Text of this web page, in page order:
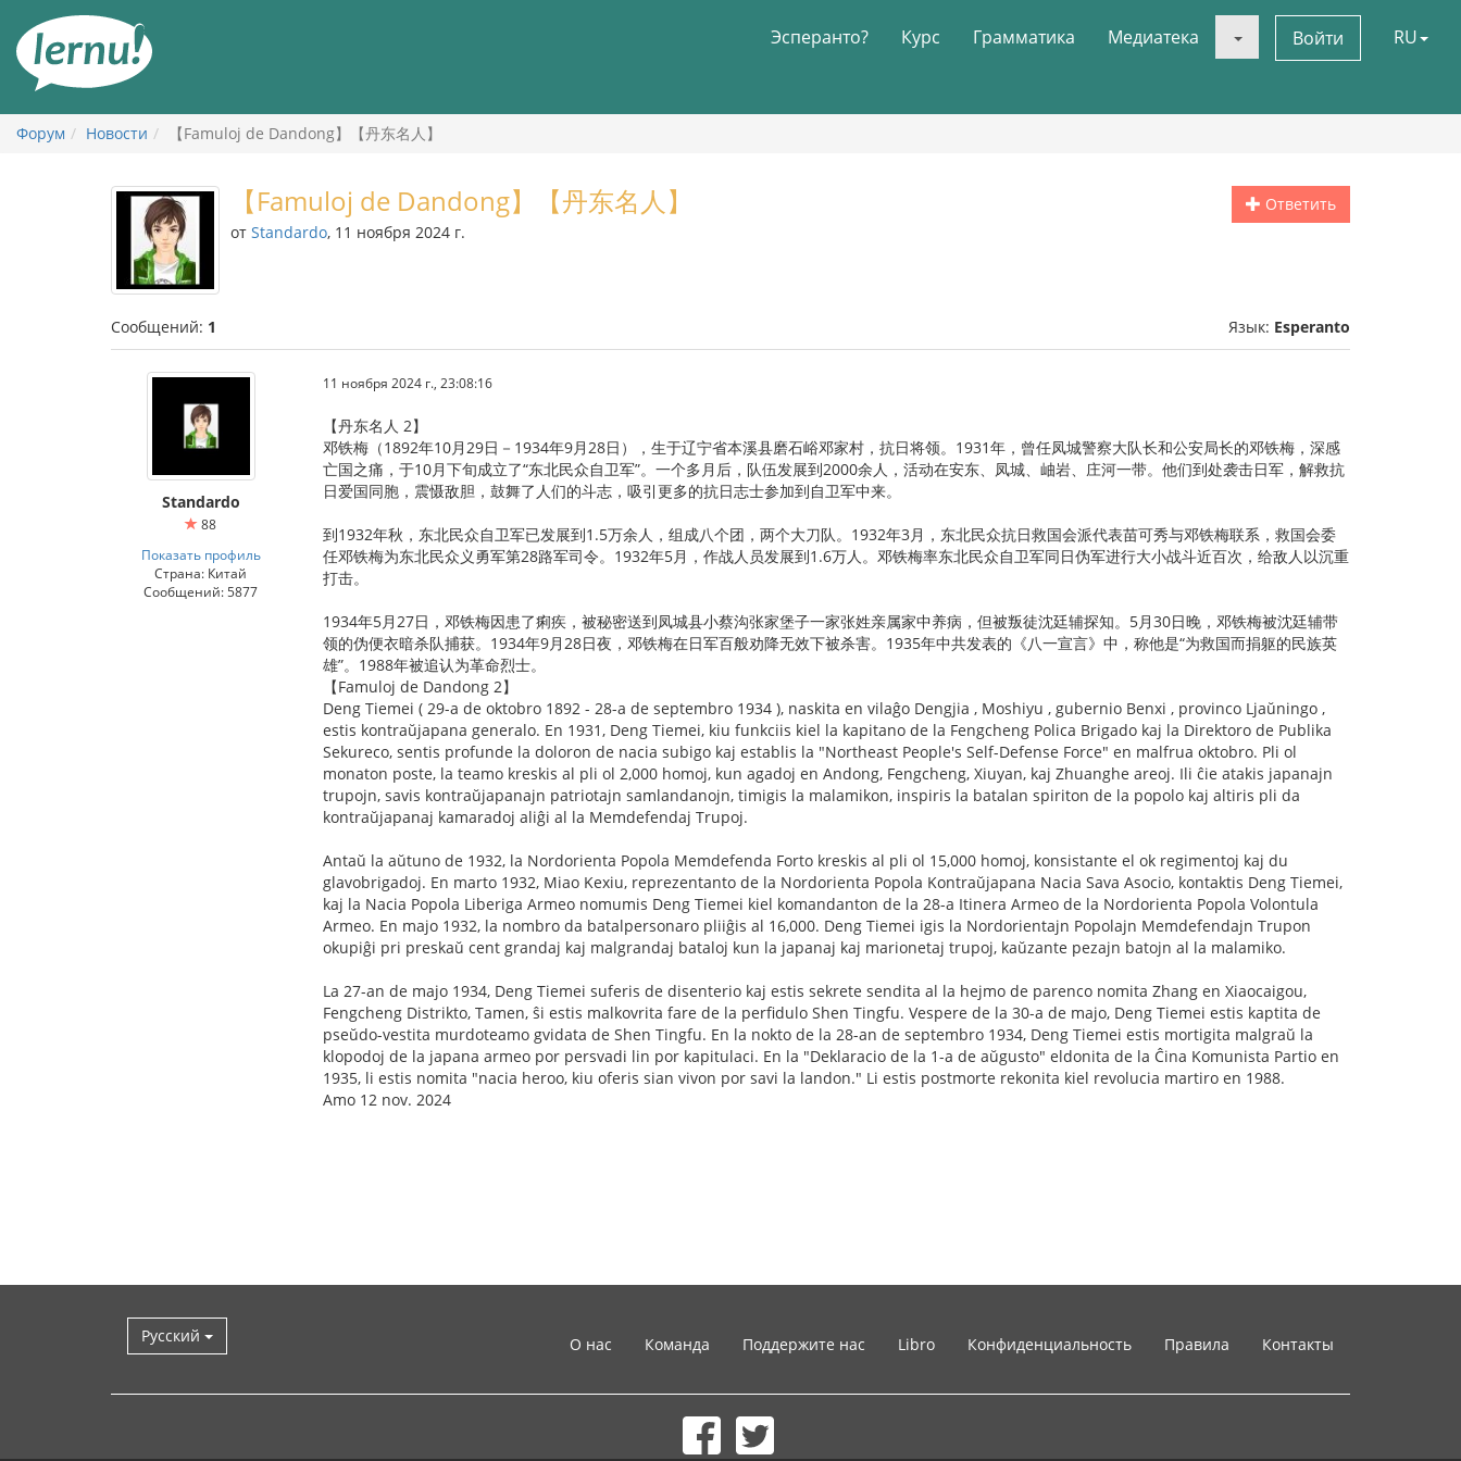
содержанию
Эсперанто? Курс Грамматика Медиатека Войти RU
Форум Новости 【Famuloj de Dandong】【丹东名人】
Ответить
【Famuloj de Dandong】【丹东名人】
от Standardo, 11 ноября 2024 г.
Сообщений: 1 Язык: Esperanto
Standardo
88
Показать профиль
Страна: Китай
Сообщений: 5877
11 ноября 2024 г., 23:08:16
【丹东名人 2】
邓铁梅（1892年10月29日－1934年9月28日），生于辽宁省本溪县磨石峪邓家村，抗日将领。1931年，曾任凤城警察大队长和公安局长的邓铁梅，深感
亡国之痛，于10月下旬成立了“东北民众自卫军”。一个多月后，队伍发展到2000余人，活动在安东、凤城、岫岩、庄河一带。他们到处袭击日军，解救抗
日爱国同胞，震慑敌胆，鼓舞了人们的斗志，吸引更多的抗日志士参加到自卫军中来。
到1932年秋，东北民众自卫军已发展到1.5万余人，组成八个团，两个大刀队。1932年3月，东北民众抗日救国会派代表苗可秀与邓铁梅联系，救国会委
任邓铁梅为东北民众义勇军第28路军司令。1932年5月，作战人员发展到1.6万人。邓铁梅率东北民众自卫军同日伪军进行大小战斗近百次，给敌人以沉重
打击。
1934年5月27日，邓铁梅因患了痢疾，被秘密送到凤城县小蔡沟张家堡子一家张姓亲属家中养病，但被叛徒沈廷辅探知。5月30日晚，邓铁梅被沈廷辅带
领的伪便衣暗杀队捕获。1934年9月28日夜，邓铁梅在日军百般劝降无效下被杀害。1935年中共发表的《八一宣言》中，称他是“为救国而捐躯的民族英
雄”。1988年被追认为革命烈士。
【Famuloj de Dandong 2】
Deng Tiemei ( 29-a de oktobro 1892 - 28-a de septembro 1934 ), naskita en vilaĝo Dengjia , Moshiyu , gubernio Benxi , provinco Ljaŭningo ,
estis kontraŭjapana generalo. En 1931, Deng Tiemei, kiu funkciis kiel la kapitano de la Fengcheng Polica Brigado kaj la Direktoro de Publika
Sekureco, sentis profunde la doloron de nacia subigo kaj establis la "Northeast People's Self-Defense Force" en malfrua oktobro. Pli ol
monaton poste, la teamo kreskis al pli ol 2,000 homoj, kun agadoj en Andong, Fengcheng, Xiuyan, kaj Zhuanghe areoj. Ili ĉie atakis japanajn
trupojn, savis kontraŭjapanajn patriotajn samlandanojn, timigis la malamikon, inspiris la batalan spiriton de la popolo kaj altiris pli da
kontraŭjapanaj kamaradoj aliĝi al la Memdefendaj Trupoj.
Antaŭ la aŭtuno de 1932, la Nordorienta Popola Memdefenda Forto kreskis al pli ol 15,000 homoj, konsistante el ok regimentoj kaj du
glavobrigadoj. En marto 1932, Miao Kexiu, reprezentanto de la Nordorienta Popola Kontraŭjapana Nacia Sava Asocio, kontaktis Deng Tiemei,
kaj la Nacia Popola Liberiga Armeo nomumis Deng Tiemei kiel komandanton de la 28-a Itinera Armeo de la Nordorienta Popola Volontula
Armeo. En majo 1932, la nombro da batalpersonaro pliiĝis al 16,000. Deng Tiemei igis la Nordorientajn Popolajn Memdefendajn Trupon
okupiĝi pri preskaŭ cent grandaj kaj malgrandaj bataloj kun la japanaj kaj marionetaj trupoj, kaŭzante pezajn batojn al la malamiko.
La 27-an de majo 1934, Deng Tiemei suferis de disenterio kaj estis sekrete sendita al la hejmo de parenco nomita Zhang en Xiaocaigou,
Fengcheng Distrikto, Tamen, ŝi estis malkovrita fare de la perfidulo Shen Tingfu. Vespere de la 30-a de majo, Deng Tiemei estis kaptita de
pseŭdo-vestita murdoteamo gvidata de Shen Tingfu. En la nokto de la 28-an de septembro 1934, Deng Tiemei estis mortigita malgraŭ la
klopodoj de la japana armeo por persvadi lin por kapitulaci. En la "Deklaracio de la 1-a de aŭgusto" eldonita de la Ĉina Komunista Partio en
1935, li estis nomita "nacia heroo, kiu oferis sian vivon por savi la landon." Li estis postmorte rekonita kiel revolucia martiro en 1988.
Amo 12 nov. 2024
Русский О нас Команда Поддержите нас Libro Конфиденциальность Правила Контакты